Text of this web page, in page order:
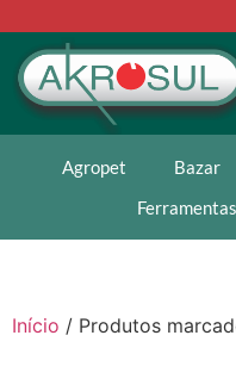
Agropet Bazar
Ferramentas
Início / Produtos